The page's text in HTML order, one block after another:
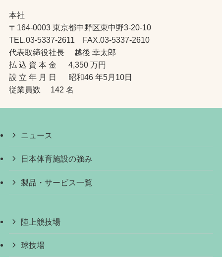
本社
〒164-0003 東京都中野区東中野3-20-10
TEL.03-5337-2611 FAX.03-5337-2610
代表取締役社長 越後 幸太郎
払 込 資 本 金 4,350 万円
設 立 年 月 日 昭和46 年5月10日
従業員数 142 名
ニュース
日本体育施設の強み
製品・サービス一覧
陸上競技場
球技場